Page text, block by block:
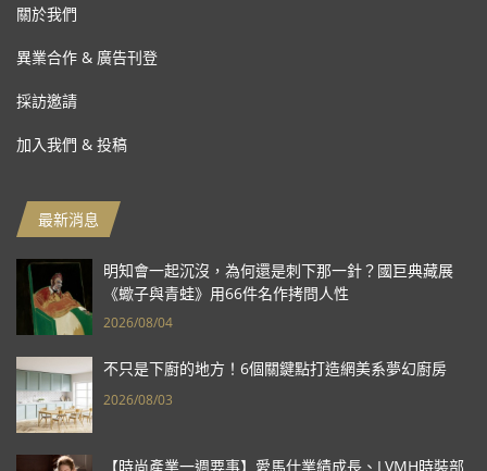
關於我們
異業合作 & 廣告刊登
採訪邀請
加入我們 & 投稿
最新消息
明知會一起沉沒，為何還是刺下那一針？國巨典藏展
《蠍子與青蛙》用66件名作拷問人性
2026/08/04
不只是下廚的地方！6個關鍵點打造網美系夢幻廚房
2026/08/03
【時尚產業一週要事】愛馬仕業績成長、LVMH時裝部